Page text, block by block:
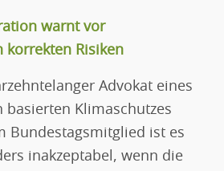
warnt vor
korrekten Risiken
Advokat eines
basierten Klimaschutzes
Bundestagsmitglied ist es
inakzeptabel, wenn die